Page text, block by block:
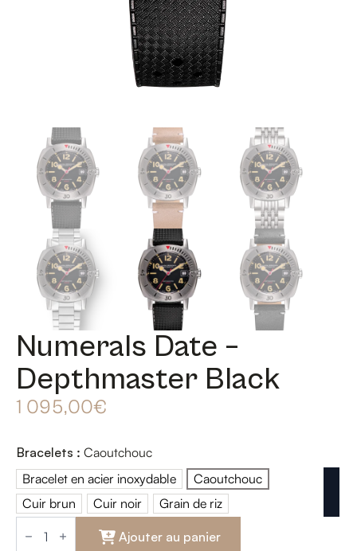
Numerals Date –
Depthmaster Black
1 095,00€
Bracelets : Caoutchouc
Bracelet en acier inoxydableBracelet en acier inoxydable
Caoutchouc
Caoutchouc
Cuir brunCuir brunCuir noirCuir noirGrain de riz
Grain de riz
quantité
de
Ajouter au panier